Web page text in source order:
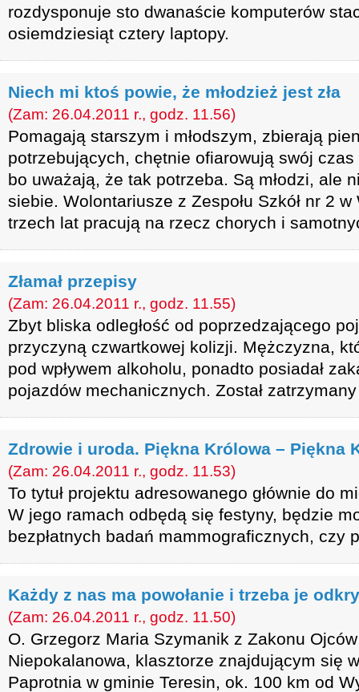
rozdysponuje sto dwanaście komputerów
osiemdziesiąt cztery laptopy.
Niech mi ktoś powie, że młodzież jest zła
(Zam: 26.04.2011 r., godz. 11.56)
Pomagają starszym i młodszym, zbierają
potrzebujących, chętnie ofiarowują swój
bo uważają, że tak potrzeba. Są młodzi, ale
siebie. Wolontariusze z Zespołu Szkół nr 2
trzech lat pracują na rzecz chorych i
Złamał przepisy
(Zam: 26.04.2011 r., godz. 11.55)
Zbyt bliska odległość od poprzedzającego
przyczyną czwartkowej kolizji. Mężczyzna,
pod wpływem alkoholu, ponadto posiadał
pojazdów mechanicznych. Został
Zdrowie i uroda. Piękna Królowa – Piękna
(Zam: 26.04.2011 r., godz. 11.53)
To tytuł projektu adresowanego głównie do
W jego ramach odbędą się festyny, będzie
bezpłatnych badań mammograficznych, czy
Każdy z nas ma powołanie i trzeba je
(Zam: 26.04.2011 r., godz. 11.50)
O. Grzegorz Maria Szymanik z Zakonu
Niepokalanowa, klasztorze znajdującym się
Paprotnia w gminie Teresin, ok. 100 km od